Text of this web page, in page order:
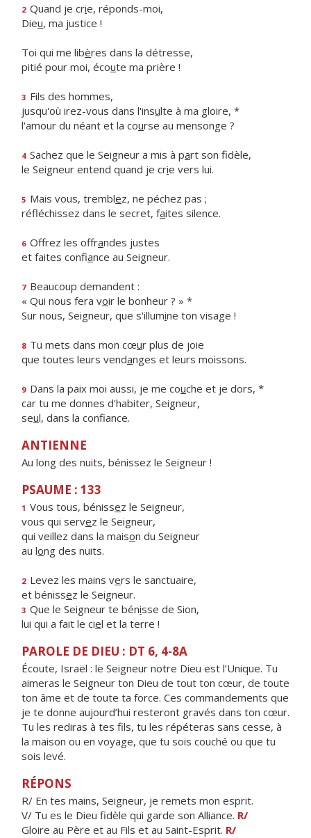
2 Quand je crie, réponds-moi,
Dieu, ma justice !
Toi qui me libères dans la détresse,
pitié pour moi, écoute ma prière !
3 Fils des hommes,
jusqu'où irez-vous dans l'insulte à ma gloire, *
l'amour du néant et la course au mensonge ?
4 Sachez que le Seigneur a mis à part son fidèle,
le Seigneur entend quand je crie vers lui.
5 Mais vous, tremblez, ne péchez pas ;
réfléchissez dans le secret, faites silence.
6 Offrez les offrandes justes
et faites confiance au Seigneur.
7 Beaucoup demandent :
« Qui nous fera voir le bonheur ? » *
Sur nous, Seigneur, que s'illumine ton visage !
8 Tu mets dans mon cœur plus de joie
que toutes leurs vendanges et leurs moissons.
9 Dans la paix moi aussi, je me couche et je dors, *
car tu me donnes d'habiter, Seigneur,
seul, dans la confiance.
ANTIENNE
Au long des nuits, bénissez le Seigneur !
PSAUME : 133
1 Vous tous, bénissez le Seigneur,
vous qui servez le Seigneur,
qui veillez dans la maison du Seigneur
au long des nuits.
2 Levez les mains vers le sanctuaire,
et bénissez le Seigneur.
3 Que le Seigneur te bénisse de Sion,
lui qui a fait le ciel et la terre !
PAROLE DE DIEU : DT 6, 4-8A
Écoute, Israël : le Seigneur notre Dieu est l’Unique. Tu
aimeras le Seigneur ton Dieu de tout ton cœur, de toute
ton âme et de toute ta force. Ces commandements que
je te donne aujourd’hui resteront gravés dans ton cœur.
Tu les rediras à tes fils, tu les répéteras sans cesse, à
la maison ou en voyage, que tu sois couché ou que tu
sois levé.
RÉPONS
R/ En tes mains, Seigneur, je remets mon esprit.
V/ Tu es le Dieu fidèle qui garde son Alliance. R/
Gloire au Père et au Fils et au Saint-Esprit. R/